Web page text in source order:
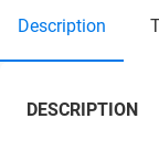
description
DESCRIPTION